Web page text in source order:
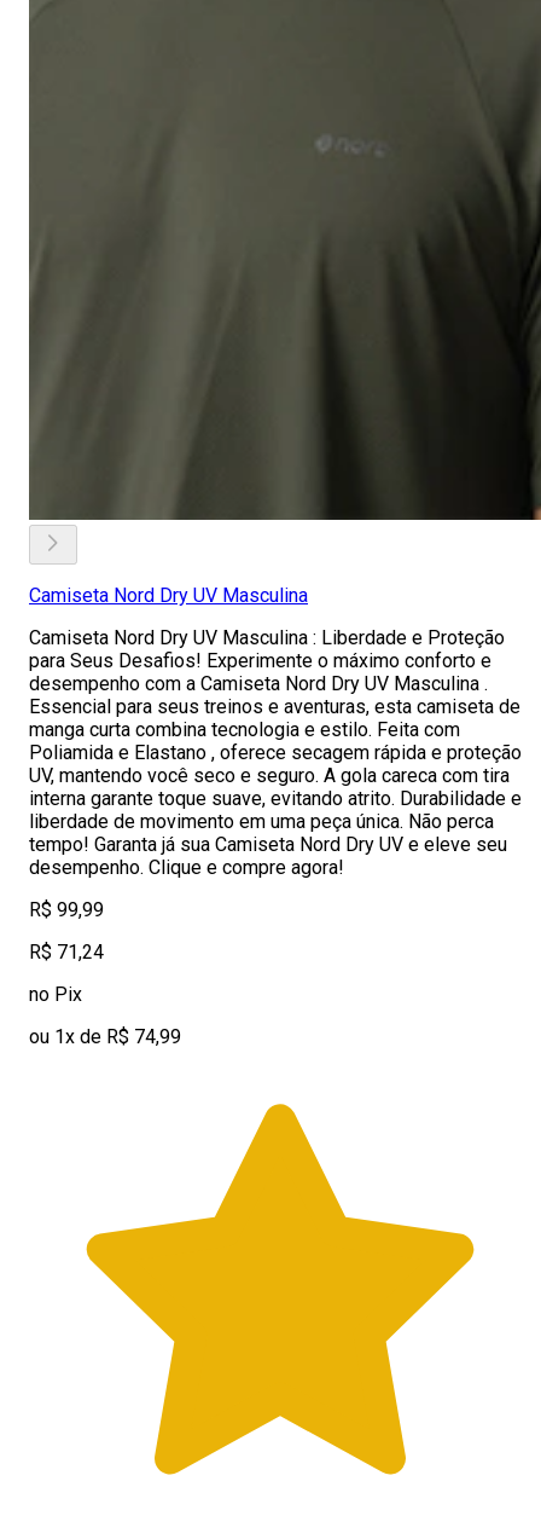
Camiseta Nord Dry UV Masculina
Camiseta Nord Dry UV Masculina : Liberdade e Proteção
para Seus Desafios! Experimente o máximo conforto e
desempenho com a Camiseta Nord Dry UV Masculina .
Essencial para seus treinos e aventuras, esta camiseta de
manga curta combina tecnologia e estilo. Feita com
Poliamida e Elastano , oferece secagem rápida e proteção
UV, mantendo você seco e seguro. A gola careca com tira
interna garante toque suave, evitando atrito. Durabilidade e
liberdade de movimento em uma peça única. Não perca
tempo! Garanta já sua Camiseta Nord Dry UV e eleve seu
desempenho. Clique e compre agora!
R$ 99,99
R$ 71,24
no Pix
ou 1x de R$ 74,99